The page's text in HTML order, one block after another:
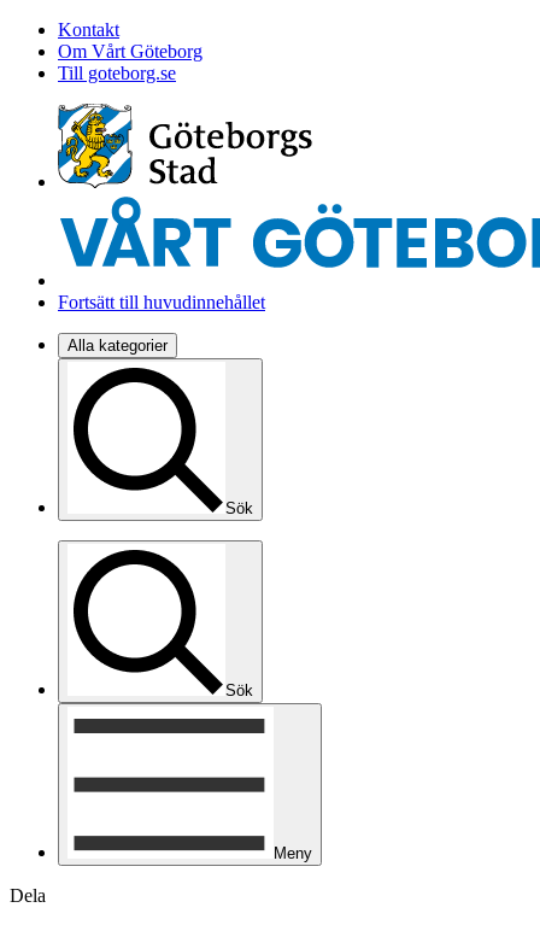
Kontakt
Om Vårt Göteborg
Till goteborg.se
Fortsätt till huvudinnehållet
Alla kategorier
Sök
Sök
Meny
Dela